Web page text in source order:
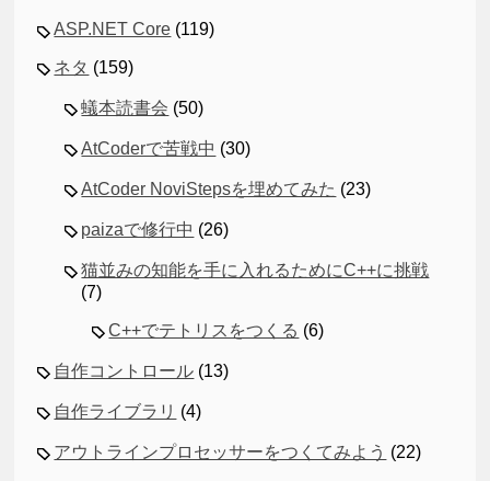
ASP.NET Core (119)
ネタ (159)
蟻本読書会 (50)
AtCoderで苦戦中 (30)
AtCoder NoviStepsを埋めてみた (23)
paizaで修行中 (26)
猫並みの知能を手に入れるためにC++に挑戦
(7)
C++でテトリスをつくる (6)
自作コントロール (13)
自作ライブラリ (4)
アウトラインプロセッサーをつくてみよう (22)